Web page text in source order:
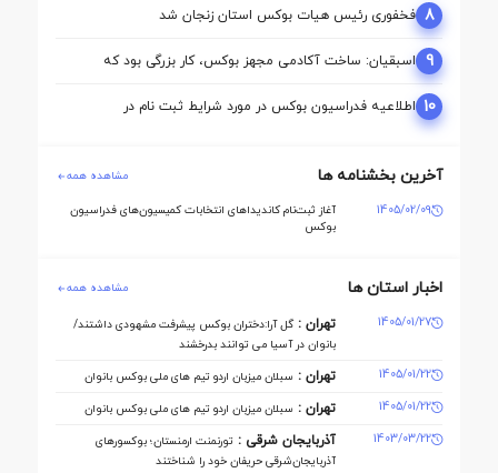
8 فخفوری رئیس هیات بوکس استان زنجان شد
9 اسبقیان: ساخت آکادمی مجهز بوکس، کار بزرگی بود که
حسینی برای این رشته انجام داد
10 اطلاعیه فدراسیون بوکس در مورد شرایط ثبت نام در
کمیسیون ها
آخرین بخشنامه ها مشاهده همه
1405/02/09
آغاز ثبت‌نام کاندیداهای انتخابات کمیسیون‌های فدراسیون
بوکس
اخبار استان ها مشاهده همه
1405/01/27 تهران : گل آرا:دختران بوکس پیشرفت مشهودی داشتند/
بانوان در آسیا می توانند بدرخشند
1405/01/22
تهران : سبلان میزبان اردو تیم های ملی بوکس بانوان
1405/01/22
تهران : سبلان میزبان اردو تیم های ملی بوکس بانوان
1403/03/22
آذربایجان شرقی : تورنمنت ارمنستان؛ بوکسورهای
آذربایجان‌شرقی حریفان خود را شناختند